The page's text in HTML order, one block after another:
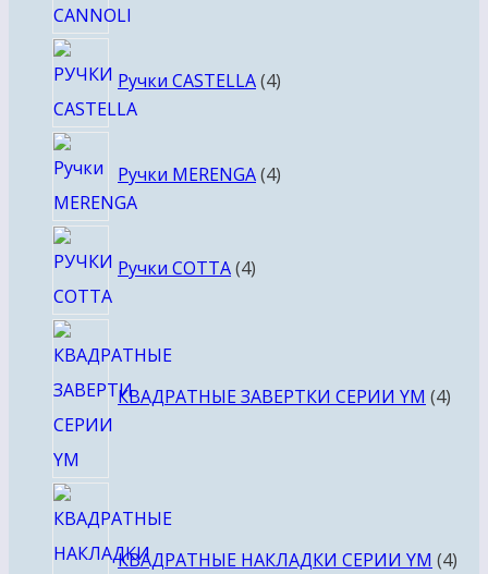
Ручки CASTELLA 4товара
Ручки MERENGA 4товара
Ручки COTTA 4товара
КВАДРАТНЫЕ ЗАВЕРТКИ СЕРИИ YM 4
КВАДРАТНЫЕ НАКЛАДКИ СЕРИИ YM 4